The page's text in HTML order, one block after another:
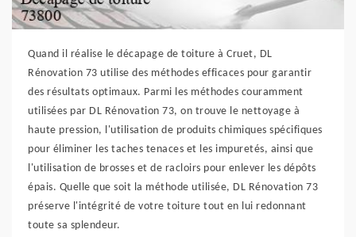
Quand il réalise le décapage de toiture à Cruet, DL
Rénovation 73 utilise des méthodes efficaces pour garantir
des résultats optimaux. Parmi les méthodes couramment
utilisées par DL Rénovation 73, on trouve le nettoyage à
haute pression, l'utilisation de produits chimiques spécifiques
pour éliminer les taches tenaces et les impuretés, ainsi que
l'utilisation de brosses et de racloirs pour enlever les dépôts
épais. Quelle que soit la méthode utilisée, DL Rénovation 73
préserve l'intégrité de votre toiture tout en lui redonnant
toute sa splendeur.